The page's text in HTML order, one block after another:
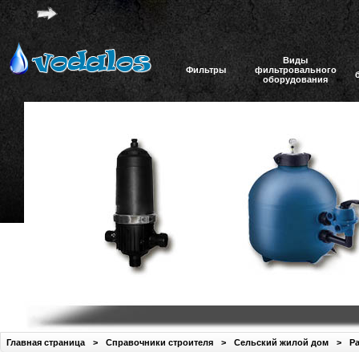
Фильтры
Виды
фильтровального
оборудования
Главная страница > Справочники строителя > Сельский жилой дом >